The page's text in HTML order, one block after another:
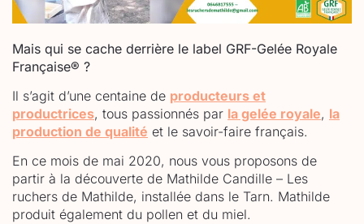
Mais qui se cache derrière le label GRF-Gelée Royale
Française® ?
Il s’agit d’une centaine de producteurs et
productrices, tous passionnés par la gelée royale, la
production de qualité et le savoir-faire français.
En ce mois de mai 2020, nous vous proposons de
partir à la découverte de Mathilde Candille – Les
ruchers de Mathilde, installée dans le Tarn. Mathilde
produit également du pollen et du miel.